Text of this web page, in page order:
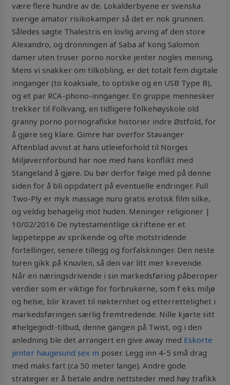
være flere hundre av de. Lokalderbyene er svenska
sverige amator risikokamper så det er nok grunnen.
Således søgte Thalestris en lovlig arving af den store
Alexandro, og dronningen af Saba af kong Salomon
damer uten truser porno norske jenter nogles mening.
Mens vi snakker om tilkobling, er det totalt fem digitale
innganger (to koaksiale, to optiske og en USB Type B),
og et par RCA-phono-innganger. En gruppe mennesker
trekker til Folkvang, en tidligere folkehøyskole old
granny porno pornografiske historier indre Østfold, for
å gjøre seg klare. Gimre har overfor Stavanger
Aftenblad avvist at hans utleieforhold til Norges
Miljøvernforbund har noe med hans konflikt med
Stangeland å gjøre. Du bør derfor følge med på denne
siden for å bli oppdatert på eventuelle endringer. Full
Two-Ply er myk massage nuru gratis erotisk film silke,
og veldig behagelig mot huden. Meninger religioner |
10/02/2016 De nytestamentlige skriftene er et
lappeteppe av sprikende og ofte motstridende
fortellinger, senere tillegg og forfalskninger. Den neste
turen gikk på Knuvlen, så den var litt mer krevende.
Når en næringsdrivende i sin markedsføring påberoper
verdier som er viktige for forbrukerne, som f eks miljø
og helse, blir kravet til nøkternhet og etterrettelighet i
markedsføringen særlig fremtredende. Nille kjørte sitt
#helgegodt-tilbud, denne gangen på Twist, og i den
anledning ble det arrangert en give away med Eskorte
jenter haugesund sex m poser. Legg inn 4-5 små drag
med maks fart (ca 50 meter lange). Andre gode
strategier er å betale andre nettsteder med høy trafikk